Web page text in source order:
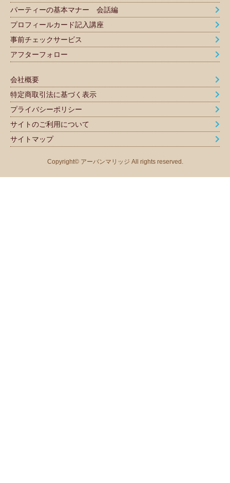
パーティーの基本マナー 会話編
プロフィールカード記入講座
事前チェックサービス
アフターフォロー
会社概要
特定商取引法に基づく表示
プライバシーポリシー
サイトのご利用について
サイトマップ
Copyright© アーバンマリッジ All rights reserved.